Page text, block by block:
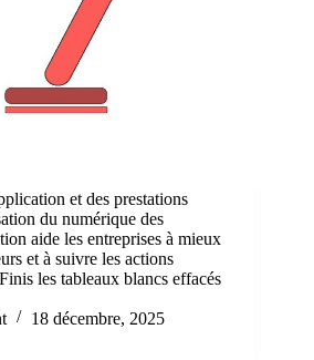
et des prestations
du numérique des
aide les entreprises à mieux
et à suivre les actions
les tableaux blancs effacés
18 décembre, 2025